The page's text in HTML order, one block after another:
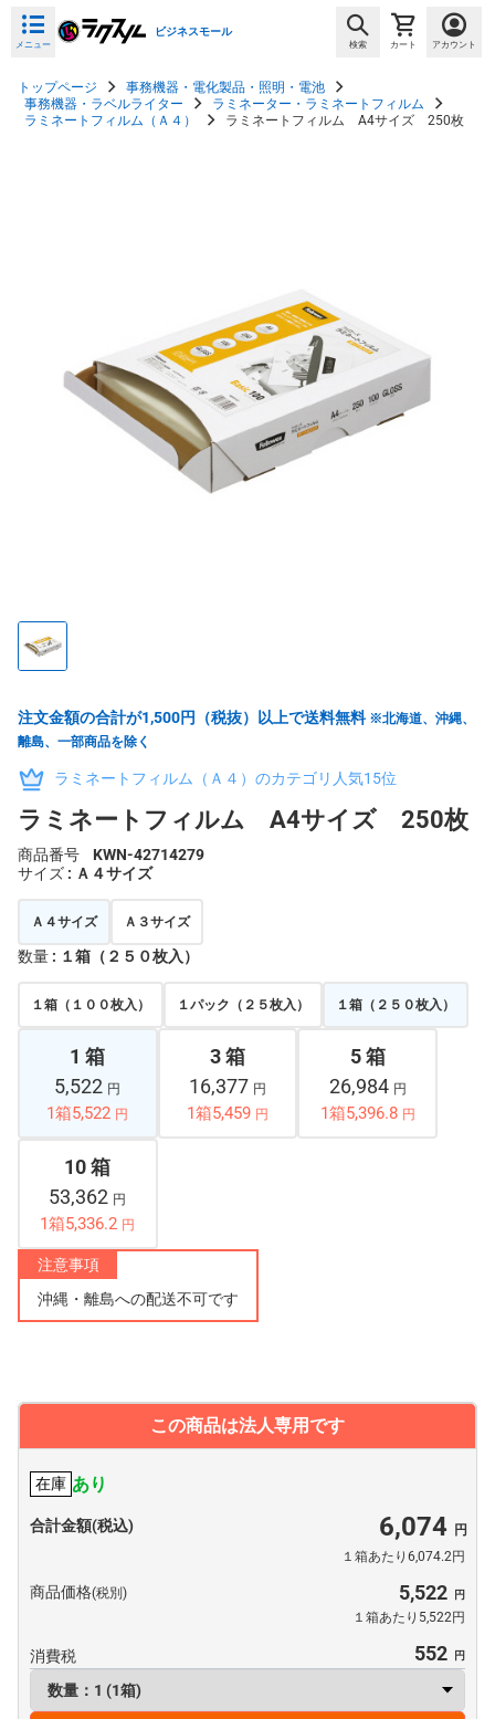
メニュー
ビジネスモール
検索 カート アカウント
トップページ
事務機器・電化製品・照明・電池
事務機器・ラベルライター
ラミネーター・ラミネートフィルム
ラミネートフィルム（Ａ４）
ラミネートフィルム A4サイズ 250枚
注文金額の合計が1,500円（税抜）以上で送料無料 ※北海道、沖縄、
離島、一部商品を除く
ラミネートフィルム（Ａ４）のカテゴリ人気15位
ラミネートフィルム A4サイズ 250枚
商品番号
KWN-42714279
サイズ : Ａ４サイズ
Ａ４サイズ Ａ３サイズ
数量 : １箱（２５０枚入）
１箱（１００枚入） １パック（２５枚入） １箱（２５０枚入）
1 箱
5,522 円
1箱5,522 円
3 箱
16,377 円
1箱5,459 円
5 箱
26,984 円
1箱5,396.8 円
10 箱
53,362 円
1箱5,336.2 円
注意事項
沖縄・離島への配送不可です
この商品は法人専用です
在庫 あり
合計金額(税込) 6,074
１箱あたり6,074.2円
商品価格(税別) 5,522
１箱あたり5,522円
消費税 552